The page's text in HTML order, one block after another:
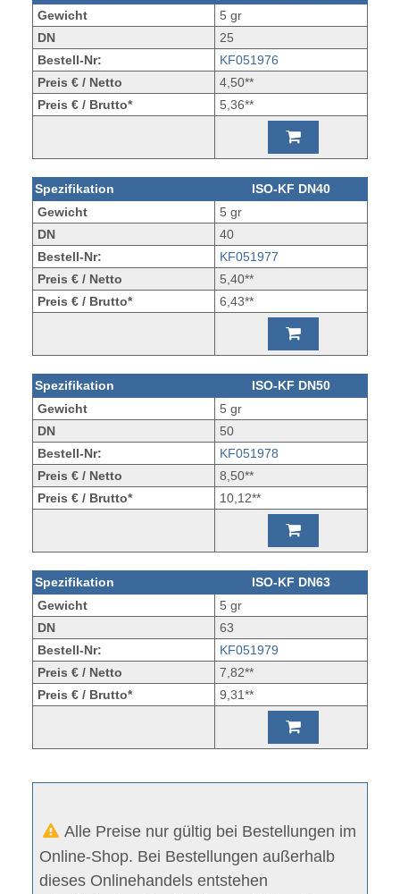
Gewicht
5 gr
DN
25
Bestell-Nr:
KF051976
Preis € / Netto
4,50**
Preis € / Brutto*
5,36**
Spezifikation
ISO-KF DN40
Gewicht
5 gr
DN
40
Bestell-Nr:
KF051977
Preis € / Netto
5,40**
Preis € / Brutto*
6,43**
Spezifikation
ISO-KF DN50
Gewicht
5 gr
DN
50
Bestell-Nr:
KF051978
Preis € / Netto
8,50**
Preis € / Brutto*
10,12**
Spezifikation
ISO-KF DN63
Gewicht
5 gr
DN
63
Bestell-Nr:
KF051979
Preis € / Netto
7,82**
Preis € / Brutto*
9,31**
Alle Preise nur gültig bei Bestellungen im
Online-Shop. Bei Bestellungen außerhalb
dieses Onlinehandels entstehen